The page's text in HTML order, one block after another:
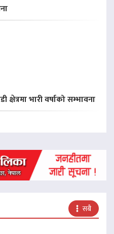
भारी वर्षाको सम्भावना
सबै